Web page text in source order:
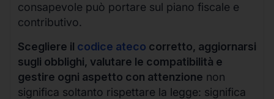
consapevole può portare sul piano fiscale e
contributivo.
Scegliere il codice ateco corretto, aggiornarsi
sugli obblighi, valutare le compatibilità e
gestire ogni aspetto con attenzione non
significa soltanto rispettare la legge: significa